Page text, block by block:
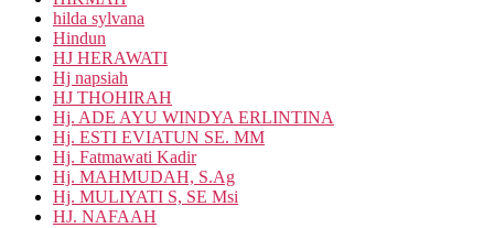
hilda sylvana
Hindun
HJ HERAWATI
Hj napsiah
HJ THOHIRAH
Hj. ADE AYU WINDYA ERLINTINA
Hj. ESTI EVIATUN SE. MM
Hj. Fatmawati Kadir
Hj. MAHMUDAH, S.Ag
Hj. MULIYATI S, SE Msi
HJ. NAFAAH